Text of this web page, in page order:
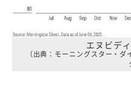
エヌビデ
（出典：モーニングスター・